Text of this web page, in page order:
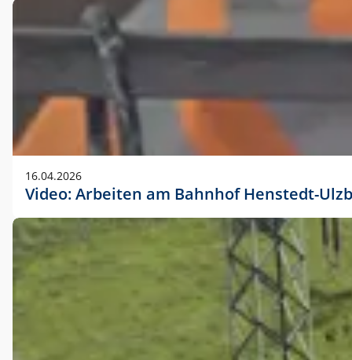
16.04.2026
Video: Arbeiten am Bahnhof Henstedt-